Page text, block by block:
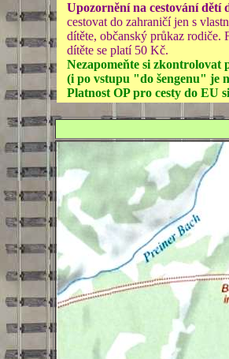
Upozornění na cestování dětí
cestovat do zahraničí jen s
dítěte, občanský průkaz rodiče.
dítěte se platí 50 Kč.
Nezapomeňte si zkontrolovat
(i po vstupu "do šengenu" je
Platnost OP pro cesty do EU